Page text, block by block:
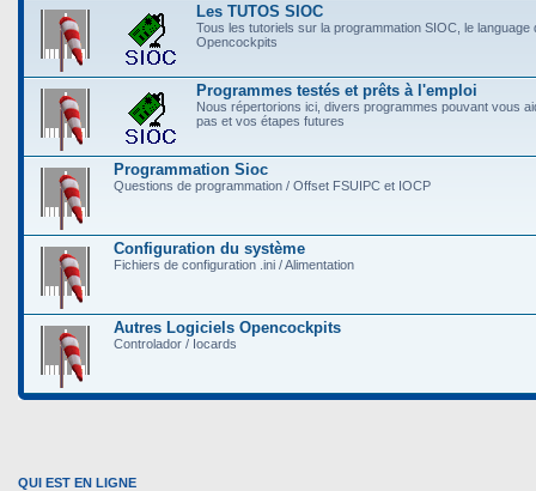
Les TUTOS SIOC
Tous les tutoriels sur la programmation SIOC, le language
Opencockpits
Programmes testés et prêts à l'emploi
Nous répertorions ici, divers programmes pouvant vous
pas et vos étapes futures
Programmation Sioc
Questions de programmation / Offset FSUIPC et IOCP
Configuration du système
Fichiers de configuration .ini / Alimentation
Autres Logiciels Opencockpits
Controlador / Iocards
QUI EST EN LIGNE